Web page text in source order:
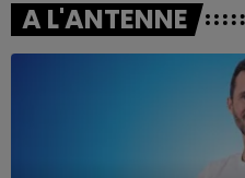
A L'ANTENNE